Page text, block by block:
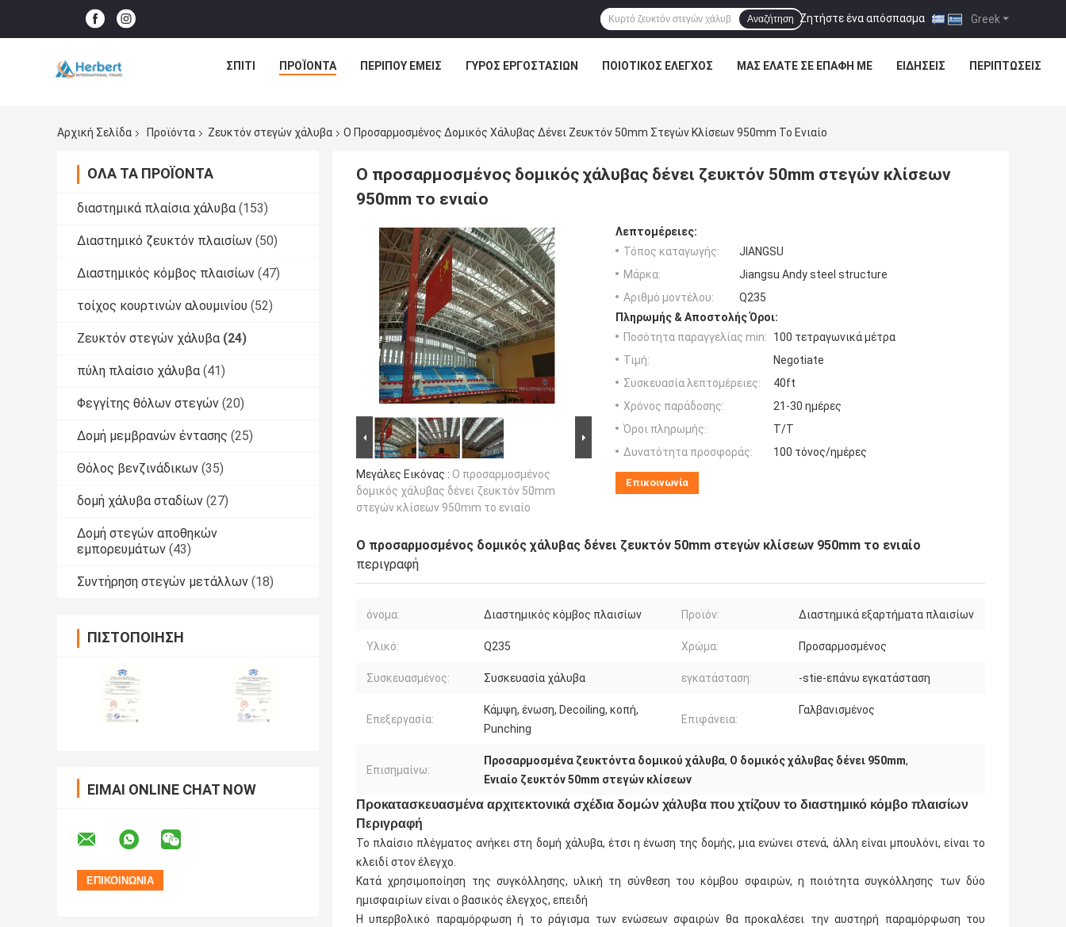
Greek
Ζητήστε ένα απόσπασμα |
Αναζήτηση
ΣΠΊΤΙ ΠΡΟΪΌΝΤΑ ΠΕΡΊΠΟΥ ΕΜΕΊΣ ΓΎΡΟΣ ΕΡΓΟΣΤΑΣΊΩΝ ΠΟΙΟΤΙΚΌΣ ΈΛΕΓΧΟΣ ΜΑΣ ΕΛΆΤΕ ΣΕ ΕΠΑΦΉ ΜΕ ΕΙΔΉΣΕΙΣ ΠΕΡΙΠΤΏΣΕΙΣ
Αρχική Σελίδα Προϊόντα Ζευκτόν στεγών χάλυβα Ο Προσαρμοσμένος Δομικός Χάλυβας Δένει Ζευκτόν 50mm Στεγών Κλίσεων 950mm Το Ενιαίο
ΌΛΑ ΤΑ ΠΡΟΪΌΝΤΑ
διαστημικά πλαίσια χάλυβα (153)
Διαστημικό ζευκτόν πλαισίων (50)
Διαστημικός κόμβος πλαισίων (47)
τοίχος κουρτινών αλουμινίου (52)
Ζευκτόν στεγών χάλυβα (24)
πύλη πλαίσιο χάλυβα (41)
Φεγγίτης θόλων στεγών (20)
Δομή μεμβρανών έντασης (25)
Θόλος βενζινάδικων (35)
δομή χάλυβα σταδίων (27)
Δομή στεγών αποθηκών
εμπορευμάτων (43)
Συντήρηση στεγών μετάλλων (18)
ΠΙΣΤΟΠΟΊΗΣΗ
ΕΊΜΑΙ ONLINE CHAT NOW
Ο προσαρμοσμένος δομικός χάλυβας δένει ζευκτόν 50mm στεγών κλίσεων
950mm το ενιαίο
Μεγάλες Εικόνας : Ο προσαρμοσμένος
δομικός χάλυβας δένει ζευκτόν 50mm
στεγών κλίσεων 950mm το ενιαίο
Λεπτομέρειες:
Τόπος καταγωγής:
JIANGSU
Μάρκα:
Jiangsu Andy steel structure
Αριθμό μοντέλου:
Q235
Πληρωμής & Αποστολής Όροι:
Ποσότητα παραγγελίας min:
100 τετραγωνικά μέτρα
Τιμή:
Negotiate
Συσκευασία λεπτομέρειες:
40ft
Χρόνος παράδοσης:
21-30 ημέρες
Όροι πληρωμής:
T/T
Δυνατότητα προσφοράς:
100 τόνος/ημέρες
Επικοινωνία
Ο προσαρμοσμένος δομικός χάλυβας δένει ζευκτόν 50mm στεγών κλίσεων 950mm το ενιαίο
περιγραφή
όνομα: Διαστημικός κόμβος πλαισίων Προϊόν: Διαστημικά εξαρτήματα πλαισίων
Υλικό: Q235 Χρώμα: Προσαρμοσμένος
Συσκευασμένος: Συσκευασία χάλυβα εγκατάσταση: -stie-επάνω εγκατάσταση
Επεξεργασία:
Κάμψη, ένωση, Decoiling, κοπή,
Punching
Επιφάνεια:
Γαλβανισμένος
Επισημαίνω:
Προσαρμοσμένα ζευκτόντα δομικού χάλυβα, Ο δομικός χάλυβας δένει 950mm,
Ενιαίο ζευκτόν 50mm στεγών κλίσεων
Προκατασκευασμένα αρχιτεκτονικά σχέδια δομών χάλυβα που χτίζουν το διαστημικό κόμβο πλαισίων
Περιγραφή
Το πλαίσιο πλέγματος ανήκει στη δομή χάλυβα, έτσι η ένωση της δομής, μια ενώνει στενά, άλλη είναι μπουλόνι, είναι το
κλειδί στον έλεγχο.
Κατά χρησιμοποίηση της συγκόλλησης, υλική τη σύνθεση του κόμβου σφαιρών, η ποιότητα συγκόλλησης των δύο
ημισφαιρίων είναι ο βασικός έλεγχος, επειδή
Η υπερβολικό παραμόρφωση ή το ράγισμα των ενώσεων σφαιρών θα προκαλέσει την αυστηρή παραμόρφωση του